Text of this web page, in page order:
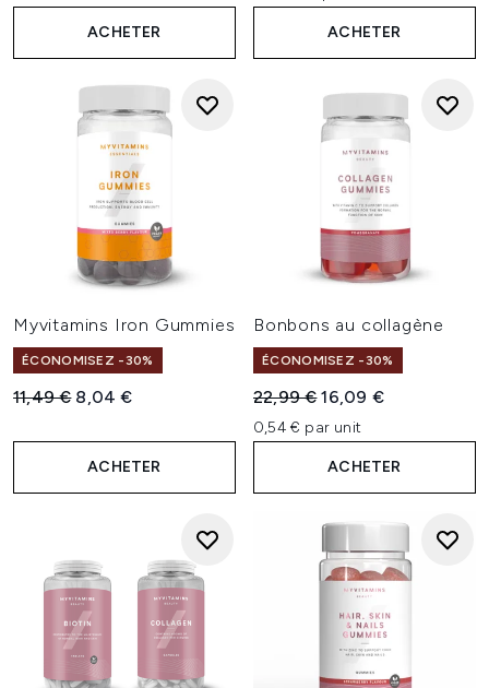
ACHETER ACHETER
Myvitamins Iron Gummies
ÉCONOMISEZ -30%
Prix de vente :
11,49 € Prix ​​actuel :
8,04 €
ACHETER
Bonbons au collagène
ÉCONOMISEZ -30%
Prix de vente :
22,99 €Prix ​​actuel :
16,09 €
0,54 € par unit
ACHETER